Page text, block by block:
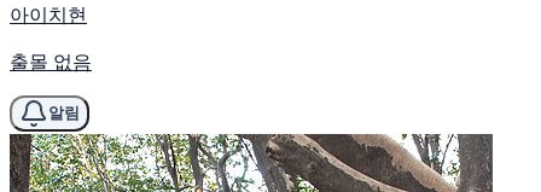
아이치현
출몰 없음
알림